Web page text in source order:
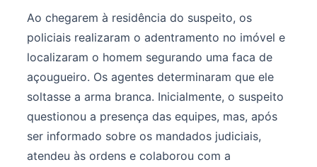
Ao chegarem à residência do suspeito, os
policiais realizaram o adentramento no imóvel e
localizaram o homem segurando uma faca de
açougueiro. Os agentes determinaram que ele
soltasse a arma branca. Inicialmente, o suspeito
questionou a presença das equipes, mas, após
ser informado sobre os mandados judiciais,
atendeu às ordens e colaborou com a